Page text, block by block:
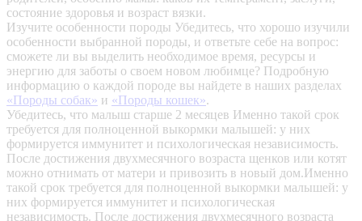
состояние здоровья и возраст вязки.
Изучите особенности породы Убедитесь, что хорошо изучили
особенности выбранной породы, и ответьте себе на вопрос:
сможете ли вы выделить необходимое время, ресурсы и
энергию для заботы о своем новом любимце? Подробную
информацию о каждой породе вы найдете в наших разделах
«Породы собак» и «Породы кошек».
Убедитесь, что малыш старше 2 месяцев Именно такой срок
требуется для полноценной выкормки малышей: у них
формируется иммунитет и психологическая независимость.
После достижения двухмесячного возраста щенков или котят
можно отнимать от матери и привозить в новый дом.Именно
такой срок требуется для полноценной выкормки малышей: у
них формируется иммунитет и психологическая
независимость. После достижения двухмесячного возраста